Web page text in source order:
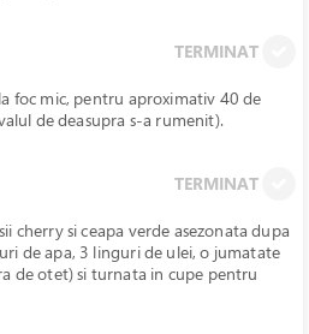
TERMINAT
foc mic, pentru aproximativ 40 de
de deasupra s-a rumenit).
TERMINAT
cherry si ceapa verde asezonata dupa
de apa, 3 linguri de ulei, o jumatate
de otet) si turnata in cupe pentru